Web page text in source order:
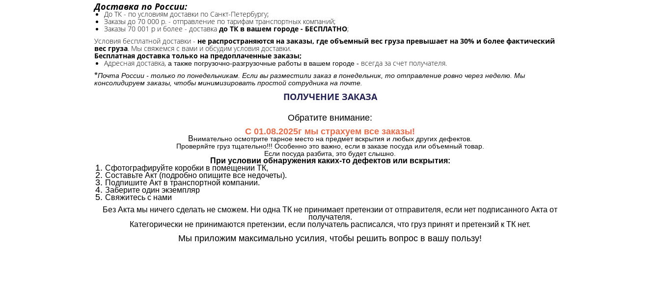
Доставка по России:
До ТК - по условиям доставки по Санкт-Петербургу;
Заказы до 70 000 р. - отправление по тарифам транспортных компаний;
Заказы 70 001 р и более - доставка до ТК в вашем городе - БЕСПЛАТНО;
Условия бесплатной доставки - не распространяются на заказы, где объемный вес груза превышает на 30% и более фактический
вес груза. Мы свяжемся с вами и обсудим условия доставки.
Бесплатная доставка только на предоплаченные заказы;
Адресная доставка, а также погрузочно-разгрузочные работы в вашем городе - всегда за счет получателя.
*Почта России - только по понедельникам. Если вы разместили заказ в понедельник, то отправление ровно через неделю. Мы
консолидируем заказы, чтобы минимизировать простой сотрудника на почте.
ПОЛУЧЕНИЕ ЗАКАЗА
Обратите внимание:
С 01.08.2025г мы страхуем все заказы!
Внимательно осмотрите тарное место на предмет вскрытия и любых других дефектов.
Проверяйте груз тщательно!!! Особенно это важно, если в заказе посуда или объемный товар.
Если посуда разбита, это будет слышно.
При условии обнаружения каких-то дефектов или вскрытия:
Сфотографируйте коробки в помещении ТК,
Составьте Акт (подробно опишите все недочеты).
Подпишите Акт в транспортной компании.
Заберите один экземпляр
Свяжитесь с нами
Без Акта мы ничего сделать не сможем. Ни одна ТК не принимает претензии от отправителя, если нет подписанного Акта от
получателя.
Категорически не принимаются претензии, если получатель расписался, что груз принят и претензий к ТК нет.
Мы приложим максимально усилия, чтобы решить вопрос в вашу пользу!